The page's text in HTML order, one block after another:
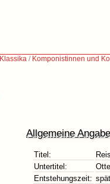
Klassika / Komponistinnen und
Allgemeine
Titel:
Untertitel:
Entstehungszeit: